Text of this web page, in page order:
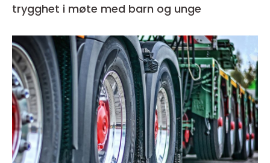
trygghet i møte med barn og unge